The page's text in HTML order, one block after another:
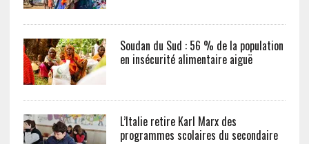
Soudan du Sud : 56 % de la population
en insécurité alimentaire aiguë
L’Italie retire Karl Marx des
programmes scolaires du secondaire